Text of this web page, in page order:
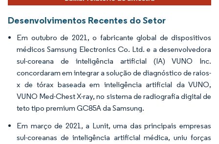
Desenvolvimentos Recentes do Setor
Em outubro de 2021, o fabricante global de dispositivos
médicos Samsung Electronics Co. Ltd. e a desenvolvedora
sul-coreana de inteligência artificial (IA) VUNO Inc.
concordaram em integrar a solução de diagnóstico de raios-
x de tórax baseada em inteligência artificial da VUNO,
VUNO Med-Chest X-ray, no sistema de radiografia digital de
teto tipo premium GC85A da Samsung.
Em março de 2021, a Lunit, uma das principais empresas
sul-coreanas de inteligência artificial médica, uniu forças